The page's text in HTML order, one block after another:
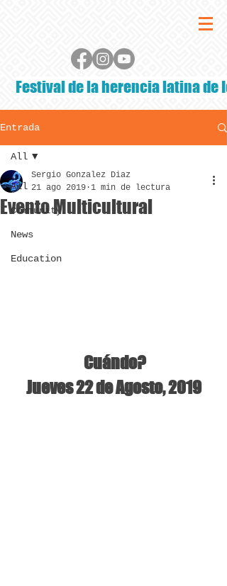
Festival de la herencia latina de
Entrada
All
Community
News
Education
All
Evento Multicultural
Sergio Gonzalez Diaz
21 ago 2019 1 min de lectura
Cuándo?
Jueves 22 de Agosto, 2019